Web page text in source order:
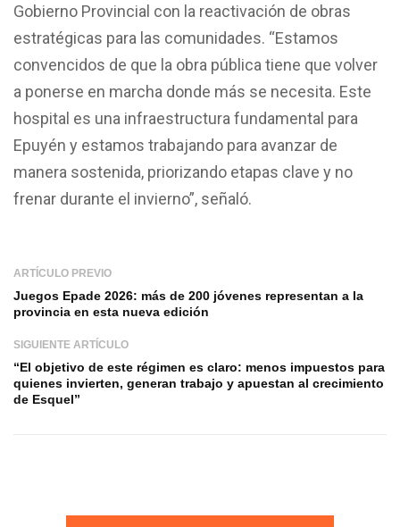
Gobierno Provincial con la reactivación de obras
estratégicas para las comunidades. “Estamos
convencidos de que la obra pública tiene que volver
a ponerse en marcha donde más se necesita. Este
hospital es una infraestructura fundamental para
Epuyén y estamos trabajando para avanzar de
manera sostenida, priorizando etapas clave y no
frenar durante el invierno”, señaló.
ARTÍCULO PREVIO
Juegos Epade 2026: más de 200 jóvenes representan a la
provincia en esta nueva edición
SIGUIENTE ARTÍCULO
“El objetivo de este régimen es claro: menos impuestos para
quienes invierten, generan trabajo y apuestan al crecimiento
de Esquel”